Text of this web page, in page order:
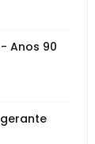
Anos 90